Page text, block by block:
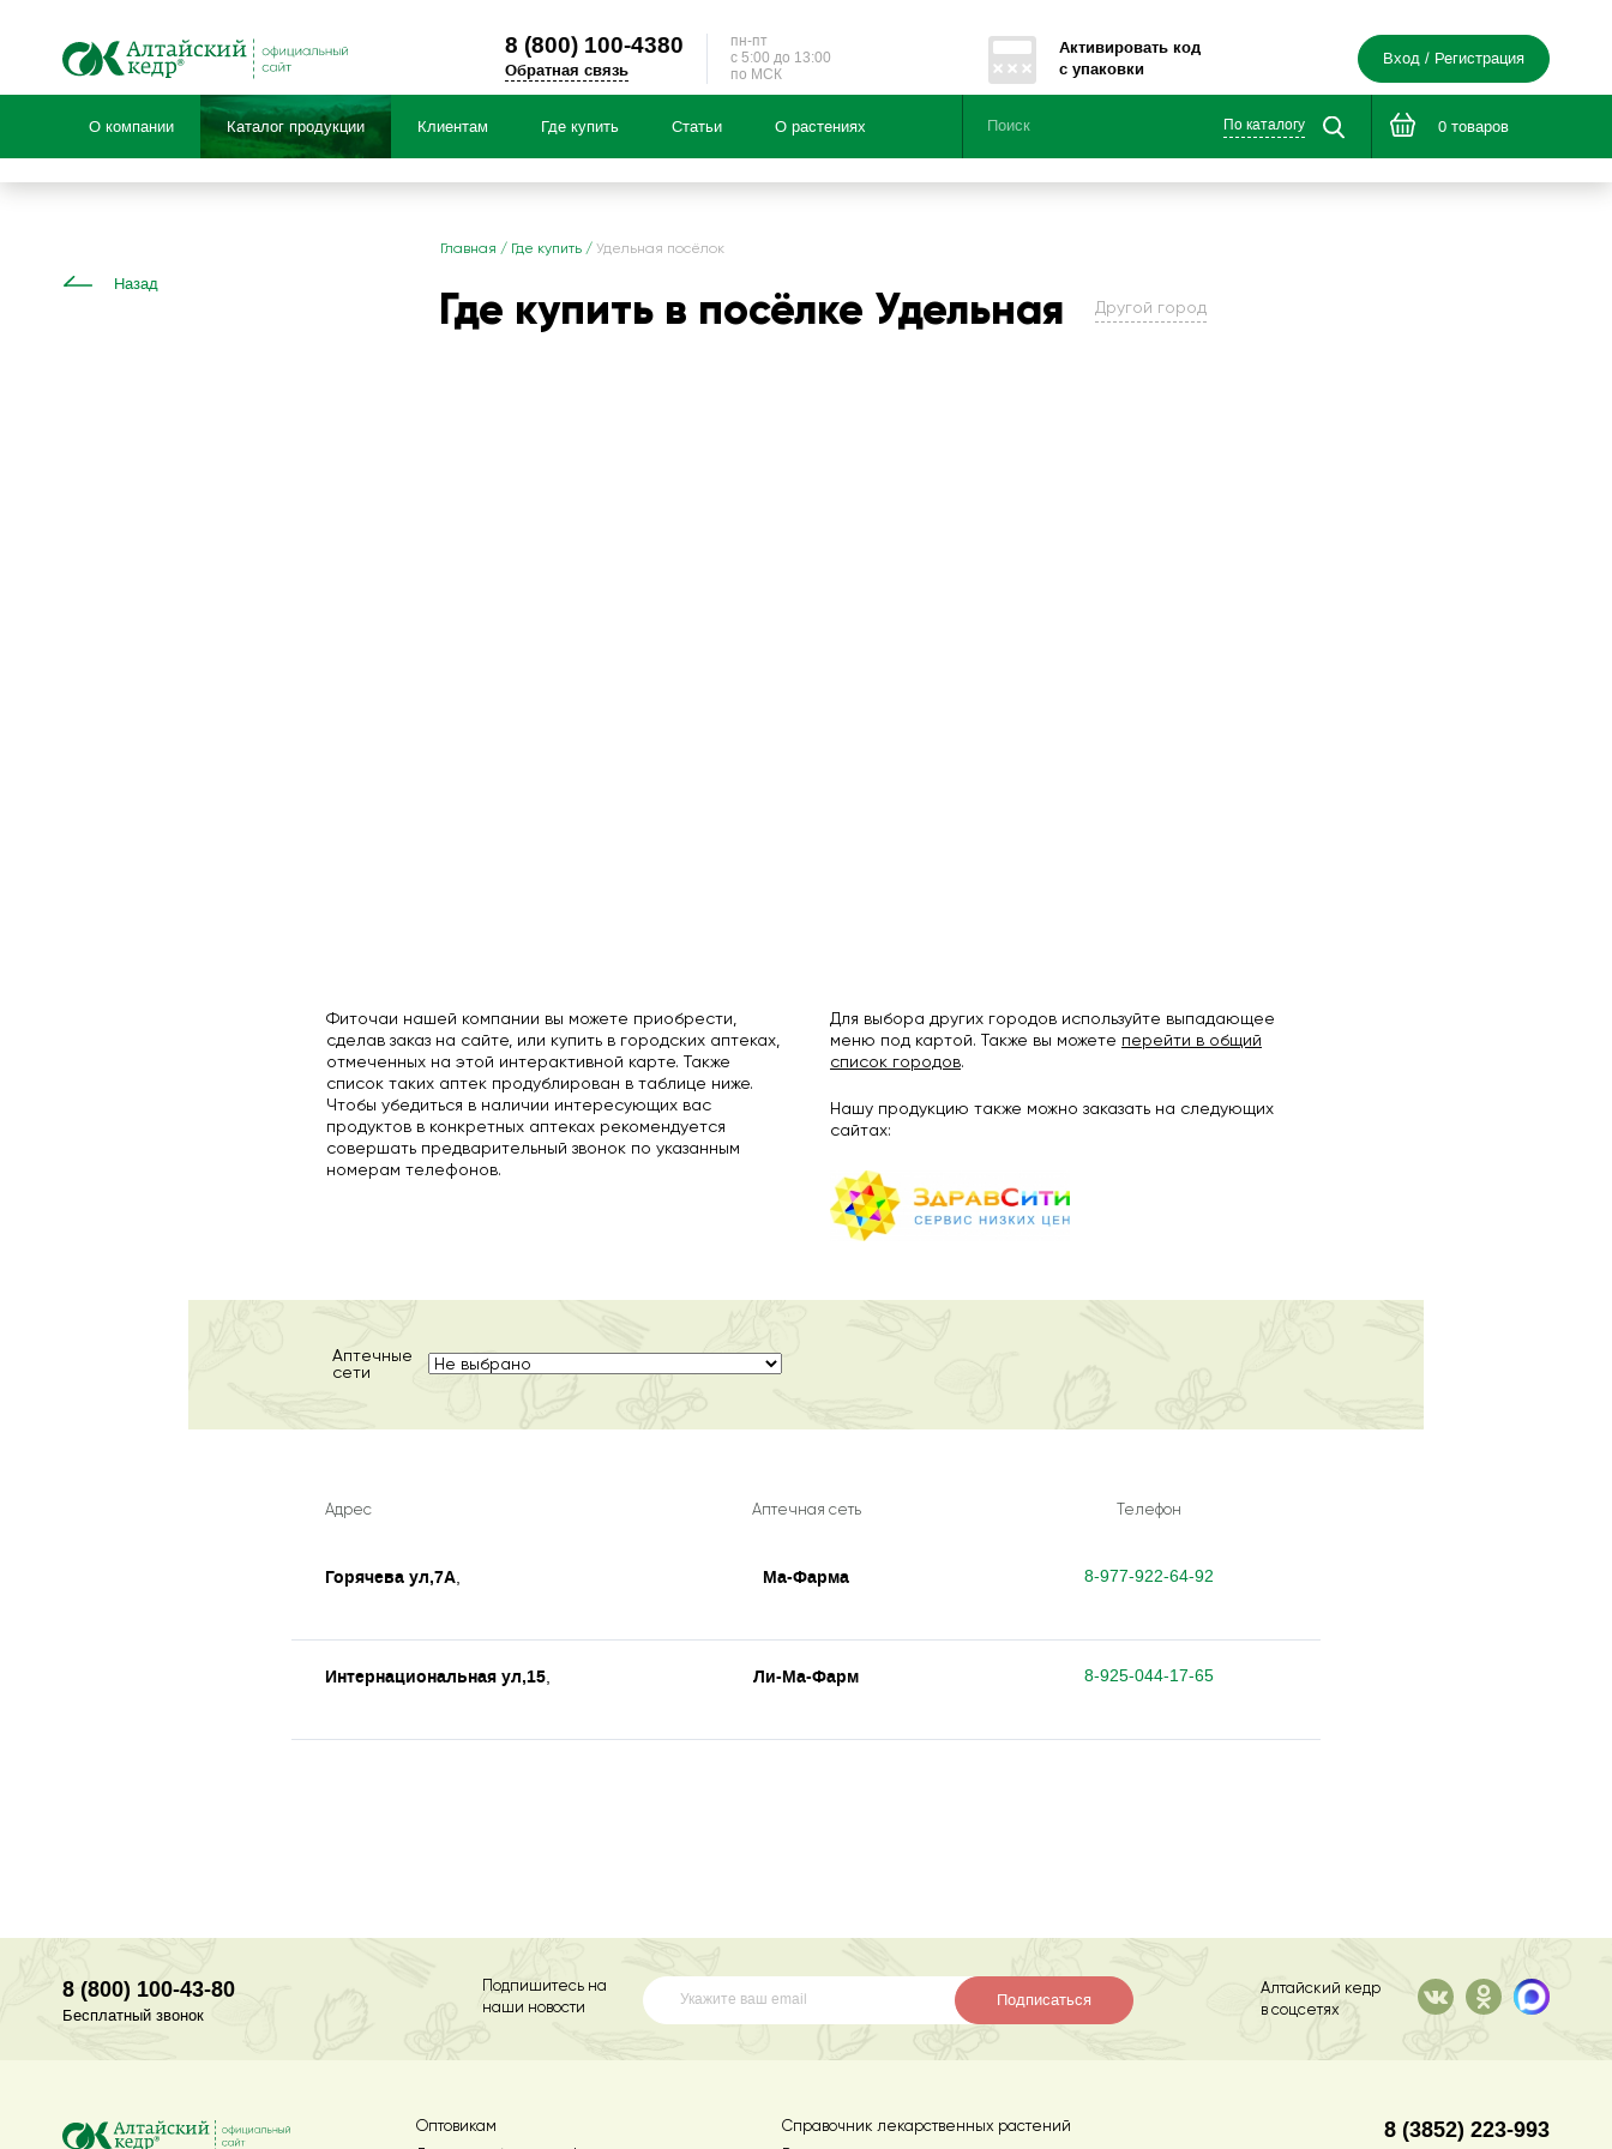
8 (800)100-4380
Обратная связь
пн-пт
c 5:00 до 13:00
по МСК
Активировать код
с упаковки
Вход / Регистрация
О компании Каталог продукции Клиентам Где купить Статьи О растениях По каталогу 0 товаров
Назад
Главная / Где купить / Удельная посёлок
Где купить в посёлке Удельная Другой город
Фиточаи нашей компании вы можете приобрести,
сделав заказ на сайте, или купить в городских аптеках,
отмеченных на этой интерактивной карте. Также
список таких аптек продублирован в таблице ниже.
Чтобы убедиться в наличии интересующих вас
продуктов в конкретных аптеках рекомендуется
совершать предварительный звонок по указанным
номерам телефонов.
Для выбора других городов используйте выпадающее
меню под картой. Также вы можете перейти в общий
список городов.
Нашу продукцию также можно заказать на следующих
сайтах:
Аптечные
сети
Адрес Аптечная сеть Телефон
Горячева ул,7А, Ма-Фарма 8-977-922-64-92
Интернациональная ул,15, Ли-Ма-Фарм 8-925-044-17-65
8 (800) 100-43-80
Бесплатный звонок
Подпишитесь на
наши новости
Подписаться
Алтайский кедр
в соцсетях
Оптовикам
Справочник лекарственных растений
8 (3852) 223-993